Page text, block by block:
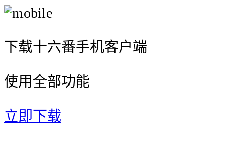
下载十六番手机客户端
使用全部功能
立即下载